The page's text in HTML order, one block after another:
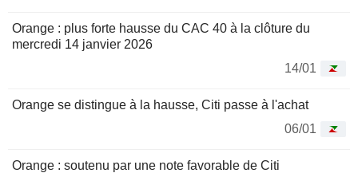
Orange : plus forte hausse du CAC 40 à la clôture du
mercredi 14 janvier 2026
14/01
Orange se distingue à la hausse, Citi passe à l'achat
06/01
Orange : soutenu par une note favorable de Citi